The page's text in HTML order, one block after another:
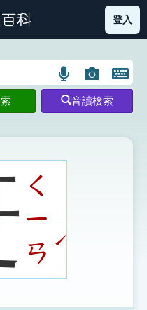
部首索引表圖示
登入
語
言
搜
示
圖
片
搜
開
鍵
圖
音讀檢索
ㄑ
ㄧ
ㄢ
ˊ